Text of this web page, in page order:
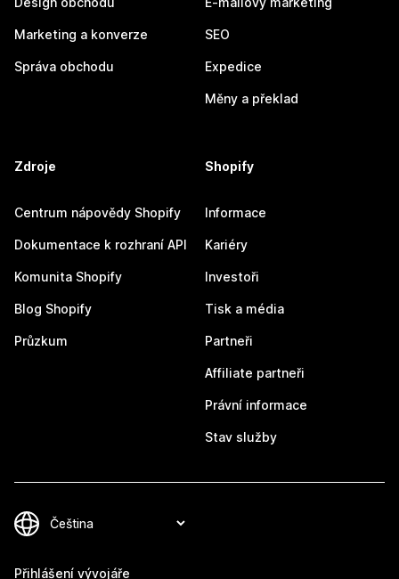
Marketing a konverze
Správa obchodu
SEO
Expedice
Měny a překlad
Zdroje
Centrum nápovědy Shopify
Dokumentace k rozhraní API
Komunita Shopify
Blog Shopify
Průzkum
Shopify
Informace
Kariéry
Investoři
Tisk a média
Partneři
Affiliate partneři
Právní informace
Stav služby
Přihlášení vývojáře